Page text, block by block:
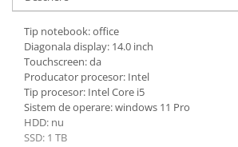
Bibliorafturi
Caiete mecanice
Clipboarduri
Dosare din carton
Dosare din plastic
Dosare suspendate
Ecusoane si accesorii
Tip notebook: office
Diagonala display: 14.0 inch
Touchscreen: da
Producator procesor: Intel
Tip procesor: Intel Core i5
Sistem de operare: windows 11 Pro
HDD: nu
SSD: 1 TB